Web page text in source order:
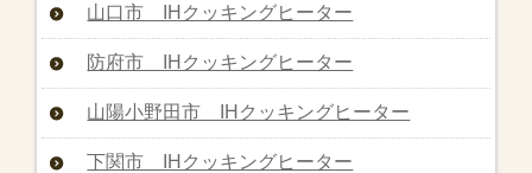
山口市 IHクッキングヒーター
防府市 IHクッキングヒーター
山陽小野田市 IHクッキングヒーター
下関市 IHクッキングヒーター